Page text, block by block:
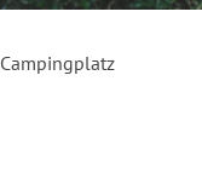
Campingplatz